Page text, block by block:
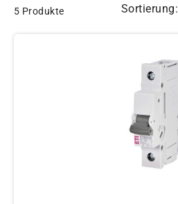
5 Produkte Sortierung: